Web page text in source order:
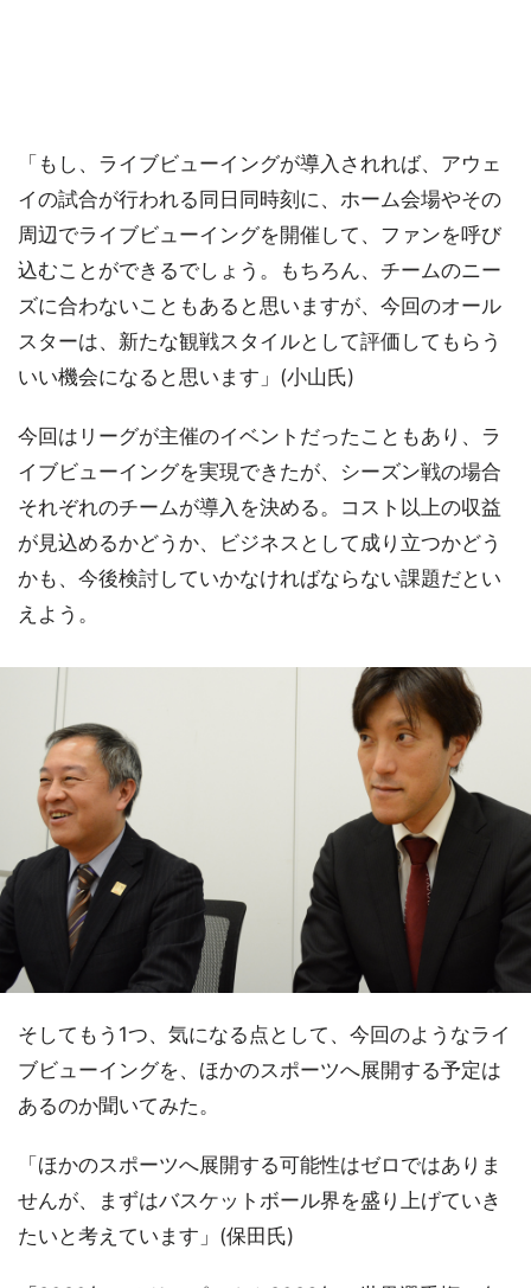
「もし、ライブビューイングが導入されれば、アウェ
イの試合が行われる同日同時刻に、ホーム会場やその
周辺でライブビューイングを開催して、ファンを呼び
込むことができるでしょう。もちろん、チームのニー
ズに合わないこともあると思いますが、今回のオール
スターは、新たな観戦スタイルとして評価してもらう
いい機会になると思います」(小山氏)
今回はリーグが主催のイベントだったこともあり、ラ
イブビューイングを実現できたが、シーズン戦の場合
それぞれのチームが導入を決める。コスト以上の収益
が見込めるかどうか、ビジネスとして成り立つかどう
かも、今後検討していかなければならない課題だとい
えよう。
そしてもう1つ、気になる点として、今回のようなライ
ブビューイングを、ほかのスポーツへ展開する予定は
あるのか聞いてみた。
「ほかのスポーツへ展開する可能性はゼロではありま
せんが、まずはバスケットボール界を盛り上げていき
たいと考えています」(保田氏)